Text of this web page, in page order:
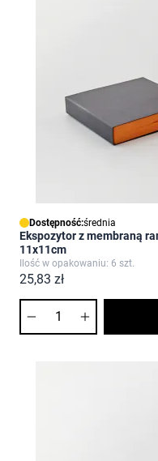
Dostępność:średnia
Ekspozytor z membraną
11x11cm
Ilość w opakowaniu: 6 szt.
25,83 zł